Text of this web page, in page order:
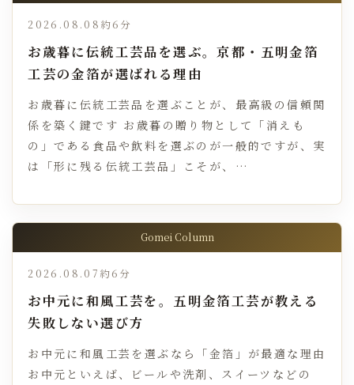
2026.08.08 約6分
お歳暮に伝統工芸品を選ぶ。京都・五明金箔
工芸の金箔が選ばれる理由
お歳暮に伝統工芸品を選ぶことが、最高級の信頼関
係を築く鍵です お歳暮の贈り物として「消えも
の」である食品や飲料を選ぶのが一般的ですが、実
は「形に残る伝統工芸品」こそが、…
Gomei Column
2026.08.07 約6分
お中元に和風工芸を。五明金箔工芸が教える
失敗しない選び方
お中元に和風工芸を選ぶなら「金箔」が最適な理由
お中元といえば、ビールや洗剤、スイーツなどの